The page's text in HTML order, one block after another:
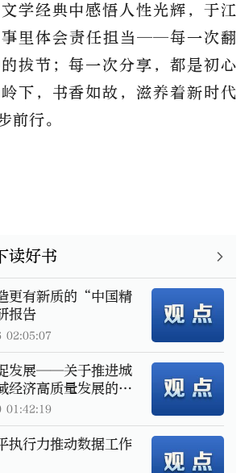
学经典中感悟人性光辉，于江
事里体会责任担当——每一次翻
拔节；每一次分享，都是初心
下，书香如故，滋养着新时代
前行。
读好书
更有新质的“中国精
报告
02:05:07
发展——关于推进城
经济高质量发展的思
01:42:19
执行力推动数据工作